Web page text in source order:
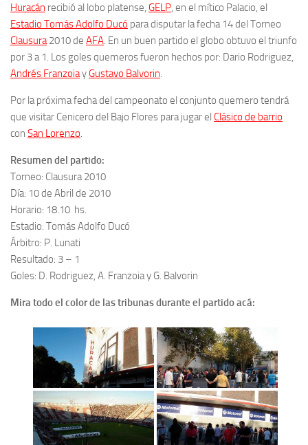
Huracán recibió al lobo platense, GELP , en el mítico Palacio, el
Estadio Tomás Adolfo Ducó para disputar la fecha 14 del Torneo
Clausura 2010 de AFA . En un buen partido el globo obtuvo el triunfo
por 3 a 1. Los goles quemeros fueron hechos por: Dario Rodriguez,
Andrés Franzoiay Gustavo Balvorin
Por la próxima fecha del campeonato el conjunto quemero tendrá
que visitar Cenicero del Bajo Flores para jugar el Clásico de barrio
con San Lorenzo
Resumen del partido:
Torneo: Clausura 2010
Día: 10 de Abril de 2010
Horario: 18.10 hs.
Estadio: Tomás Adolfo Ducó
Árbitro: P. Lunati
Resultado: 3 – 1
Goles: D. Rodriguez, A. Franzoia y G. Balvorin
Mira todo el color de las tribunas durante el partido acá: